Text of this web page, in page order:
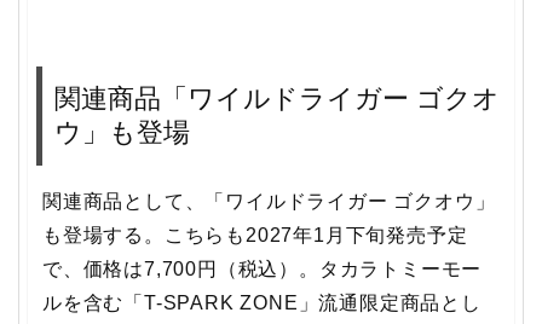
関連商品「ワイルドライガー ゴクオ
ウ」も登場
関連商品として、「ワイルドライガー ゴクオウ」
も登場する。こちらも2027年1月下旬発売予定
で、価格は7,700円（税込）。タカラトミーモー
ルを含む「T-SPARK ZONE」流通限定商品とし